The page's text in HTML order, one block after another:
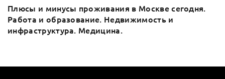
Плюсы и минусы проживания в Москве сегодня.
Работа и образование. Недвижимость и
инфраструктура. Медицина.